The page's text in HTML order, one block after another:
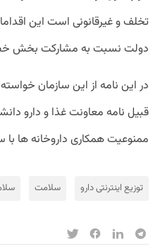
تخلف و غیرقانونی است این
دولت نسبت به مشارکت بخش
در این نامه از این سازمان
قبیل نامه معاونت غذا و دارو
ممنوعیت همکاری داروخانه ها با
توزیع اینترنتی دارو سلامت